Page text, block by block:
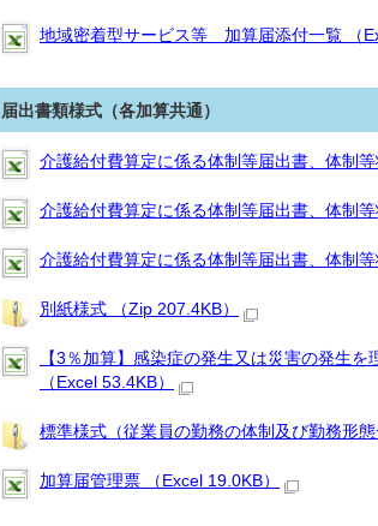
地域密着型サービス等 加算届添付一覧 （
届出書類様式（各加算共通）
介護給付費算定に係る体制等届出書、体制
介護給付費算定に係る体制等届出書、体制
介護給付費算定に係る体制等届出書、体制
別紙様式 （Zip 207.4KB）
【3％加算】感染症の発生又は災害の発生
（Excel 53.4KB）
標準様式（従業員の勤務の体制及び勤務形態
加算届管理票 （Excel 19.0KB）